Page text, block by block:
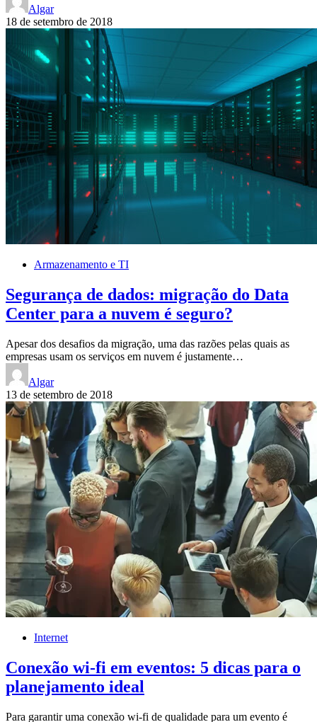
Algar
18 de setembro de 2018
Armazenamento e TI
Segurança de dados: migração do Data
Center para a nuvem é seguro?
Apesar dos desafios da migração, uma das razões pelas quais as
empresas usam os serviços em nuvem é justamente…
Algar
13 de setembro de 2018
Internet
Conexão wi-fi em eventos: 5 dicas para o
planejamento ideal
Para garantir uma conexão wi-fi de qualidade para um evento é